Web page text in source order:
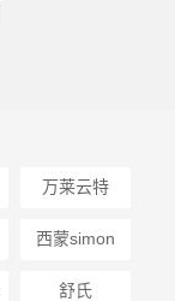
万莱云特
西蒙simon
舒氏